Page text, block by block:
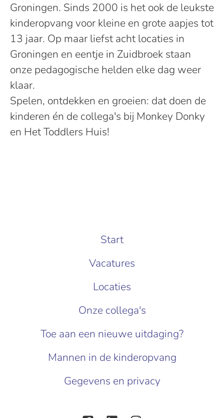
Groningen. Sinds 2000 is het ook de leukste
kinderopvang voor kleine en grote aapjes tot
13 jaar. Op maar liefst acht locaties in
Groningen en eentje in Zuidbroek staan
onze pedagogische helden elke dag weer
klaar.
Spelen, ontdekken en groeien: dat doen de
kinderen én de collega's bij Monkey Donky
en Het Toddlers Huis!
Start
Vacatures
Locaties
Onze collega's
Toe aan een nieuwe uitdaging?
Mannen in de kinderopvang
Gegevens en privacy